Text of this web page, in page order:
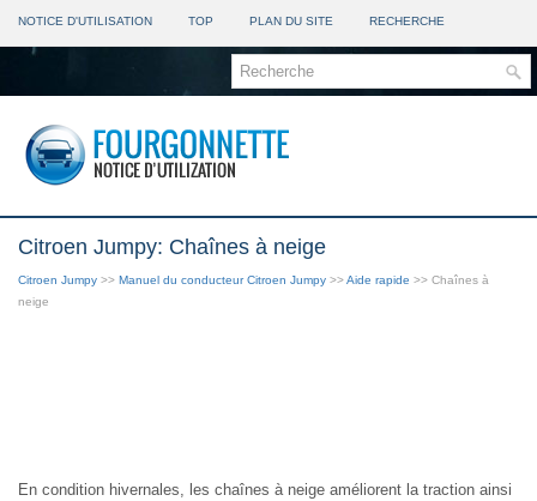
NOTICE D'UTILISATION TOP PLAN DU SITE RECHERCHE
Citroen Jumpy: Chaînes à neige
Citroen Jumpy >> Manuel du conducteur Citroen Jumpy >>Aide rapide >> Chaînes à
neige
En condition hivernales, les chaînes à neige améliorent la traction ainsi